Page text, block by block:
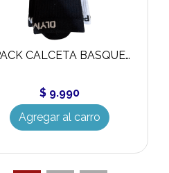
BIPACK CALCETA BASQUETBOL
$ 9.990
Agregar al carro